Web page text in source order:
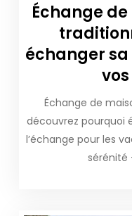
Échange
échanger
Échange de
découvrez pourquoi
l’échange pour les
sérénité